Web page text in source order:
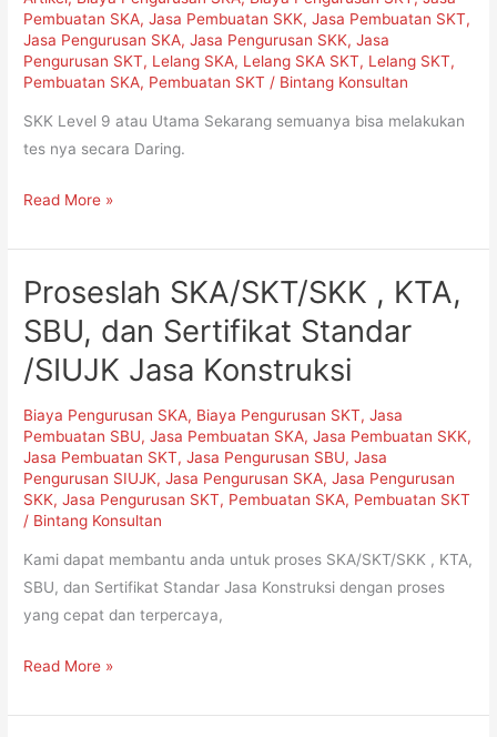
Pembuatan SKA,Jasa Pembuatan SKK,Jasa Pembuatan SKT,
Jasa Pengurusan SKA,Jasa Pengurusan SKK,Jasa
Pengurusan SKT, Lelang SKA, Lelang SKA SKT, Lelang SKT,
Pembuatan SKA, Pembuatan SKT / Bintang Konsultan
SKK Level 9 atau Utama Sekarang semuanya bisa melakukan
tes nya secara Daring.
Read More »
Proseslah SKA/SKT/SKK , KTA,
SBU, dan Sertifikat Standar
/SIUJK Jasa Konstruksi
Biaya Pengurusan SKA, Biaya Pengurusan SKT,Jasa
Pembuatan SBU,Jasa Pembuatan SKA,Jasa Pembuatan SKK,
Jasa Pembuatan SKT,Jasa Pengurusan SBU,Jasa
Pengurusan SIUJK,Jasa Pengurusan SKA,Jasa Pengurusan
SKK,Jasa Pengurusan SKT, Pembuatan SKA, Pembuatan SKT
/ Bintang Konsultan
Kami dapat membantu anda untuk proses SKA/SKT/SKK , KTA,
SBU, dan Sertifikat Standar Jasa Konstruksi dengan proses
yang cepat dan terpercaya,
Proseslah
,
KTA,
dan
Sertifikat
Standar
/SIUJK
Konstruksi
Read More »